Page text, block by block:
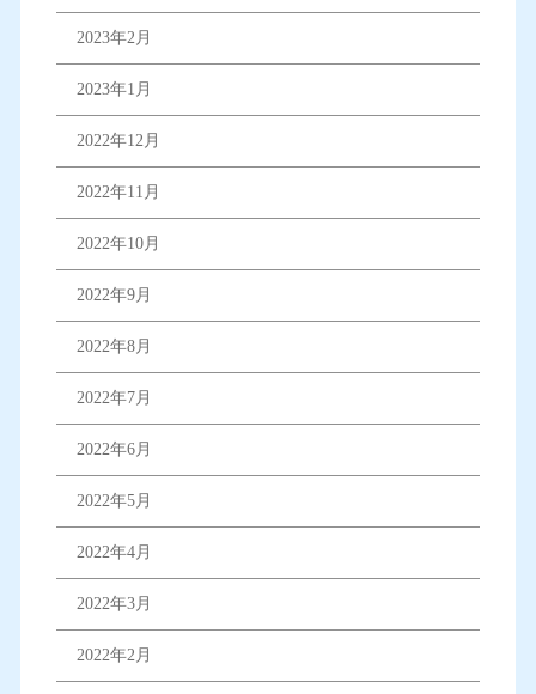
2023年2月
2023年1月
2022年12月
2022年11月
2022年10月
2022年9月
2022年8月
2022年7月
2022年6月
2022年5月
2022年4月
2022年3月
2022年2月